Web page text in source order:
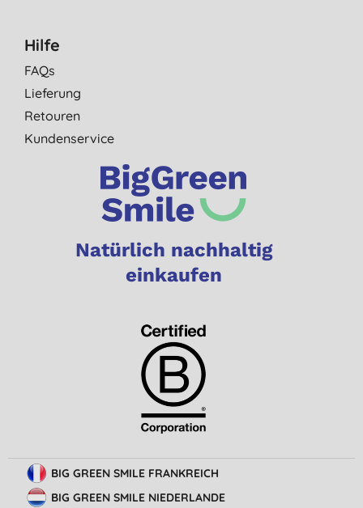
Hilfe
FAQs
Lieferung
Retouren
Kundenservice
Natürlich nachhaltig
einkaufen
BIG GREEN SMILE FRANKREICH
BIG GREEN SMILE NIEDERLANDE